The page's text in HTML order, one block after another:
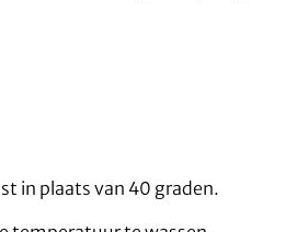
in plaats van 40 graden.